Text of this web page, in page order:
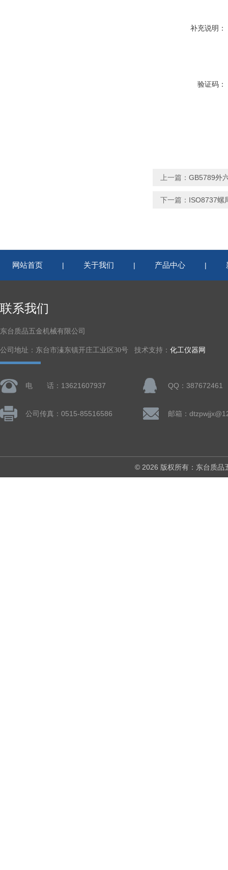
补充说明：
验证码：
上一篇： GB5789外
下一篇： ISO8737螺
网站首页 | 关于我们 | 产品中心 |
联系我们
东台质品五金机械有限公司
公司地址：东台市溱东镇开庄工业区30号 技术支持： 化工仪器网
电 话：13621607937 QQ：387672461
公司传真：0515-85516586 邮箱：
© 2026 版权所有：东台质